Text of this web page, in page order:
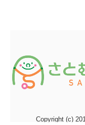
Copyright (c)